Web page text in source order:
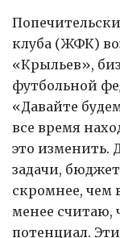
клуба (ЖФК)
«Крыльев»,
футбольной
«Давайте
все время
это изменить.
задачи,
скромнее, чем
менее считаю,
потенциал.